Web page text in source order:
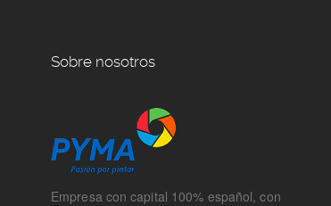
Sobre nosotros
Empresa con capital 100% español, con